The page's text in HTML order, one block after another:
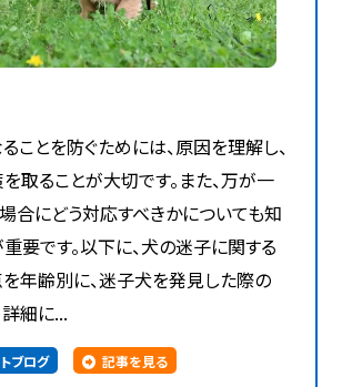
ことを防ぐためには、原因を理解し、
取ることが大切です。また、万が一
合にどう対応すべきかについても知
重要です。以下に、犬の迷子に関する
年齢別に、迷子犬を発見した際の
細に...
ブログ 記事を見る